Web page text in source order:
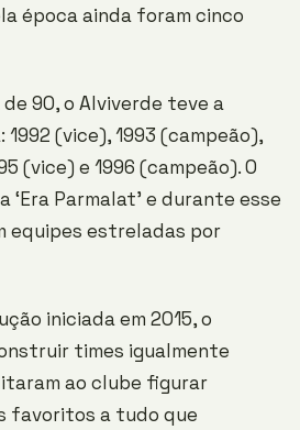
época ainda foram cinco
90, o Alviverde teve a
(vice), 1993 (campeão),
(vice) e 1996 (campeão). O
‘Era Parmalat’ e durante esse
equipes estreladas por
iniciada em 2015, o
times igualmente
ao clube figurar
favoritos a tudo que